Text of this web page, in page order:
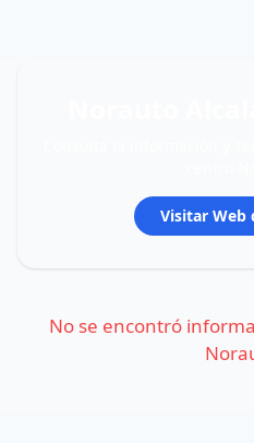
Visitar Web
No se encontró